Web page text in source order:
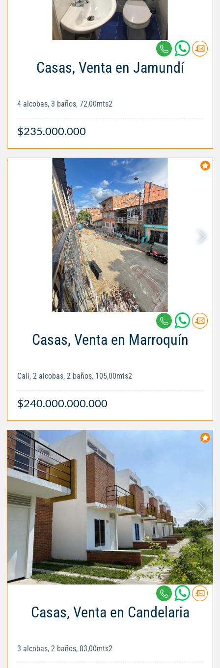
Casas, Venta en Jamundí
4 alcobas, 3 baños, 72,00mts2
$235.000.000
Casas, Venta en Marroquín
Cali, 2 alcobas, 2 baños, 105,00mts2
$240.000.000.000
Casas, Venta en Candelaria
3 alcobas, 2 baños, 83,00mts2